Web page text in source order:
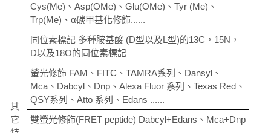
其
它
Cys(Me)、Asp(OMe)、Glu(OMe)、Tyr (Me)、
Trp(Me)、α碳甲基化修飾......
同位素標記 多種胺基酸 (D型以及L型)的13C，15N，
D以及18O的同位素標記
螢光修飾 FAM、FITC、TAMRA系列、Dansyl、
Mca、Dabcyl、Dnp、Alexa Fluor 系列、Texas Red、
QSY系列、Atto 系列、Edans ......
雙螢光修飾(FRET peptide) Dabcyl+Edans、Mca+Dnp